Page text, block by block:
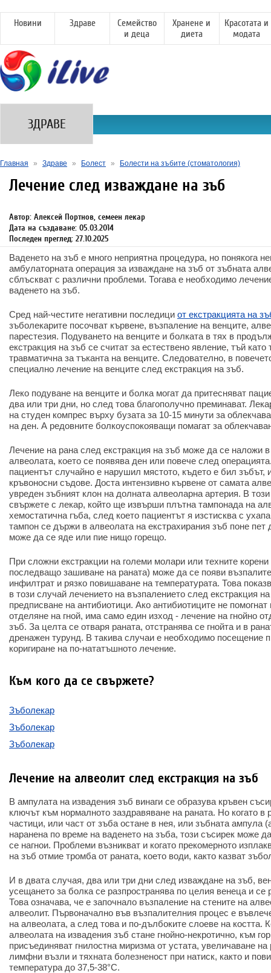
Новини Здраве
Семейство
и деца
Хранене и
диета
Красотата и
модата
ЗДРАВЕ
Главная » Здраве » Болест » Болести на зъбите (стоматология)
Лечение след изваждане на зъб
Автор: Алексей Портнов, семеен лекар
Дата на създаване: 05.03.2014
Последен преглед: 27.10.2025
Ваденето на зъб е много неприятна процедура, но понякога
амбулаторната операция за изваждане на зъб от зъбната
сблъскват с различни проблеми. Тогава е необходимо
ваденето на зъб.
Сред най-честите негативни последици от екстракцията на
зъболекарите посочват кървене, възпаление на венците,
парестезия. Подуването на венците и болката в тях в
екстракция на зъб се считат за естествено явление, тъй като
травматична за тъканта на венците. Следователно, в
специално лечение на венците след екстракция на зъб.
Леко подуване на венците и болка могат да притесняват
два или три дни, но след това благополучно преминават.
на студен компрес върху бузата за 10-15 минути за
на ден. А редовните болкоуспокояващи помагат за
Лечение на рана след екстракция на зъб може да се наложи
алвеолата, което се появява ден или повече след
пациентът случайно е нарушил мястото, където е бил зъбът,
кръвоносни съдове. Доста интензивно кървене от самата
увреден зъбният клон на долната алвеоларна артерия. В
свържете с лекар, който ще извърши плътна тампонада на
хемостатична гъба, след което пациентът я изстисква с
тампон се държи в алвеолата на екстрахирания зъб поне пет
може да се яде или пие нищо горещо.
При сложни екстракции на големи молари или техните
последващо зашиване на раната) може да се появи
инфилтрат и рязко повишаване на температурата. Това
в този случай лечението на възпалението след екстракция
предписване на антибиотици. Ако антибиотиците не
отделяне на гной, има само един изход - лечение на гнойно
зъб. За целта се отваря раната, отстранява се гнойта и в
дренажен турунд. В такива случаи е необходимо посещение
коригиране на по-нататъшното лечение.
Към кого да се свържете?
Зъболекар
Зъболекар
Зъболекар
Лечение на алвеолит след екстракция на зъб
В ампулата на извадения зъб винаги се образува кръвен
ключът към нормалното заздравяване на раната. Но когато в
частици, или част от зъба остане в нея, или зъбната ампула
наранена по време на ваденето на зъба, този съсирек може
се нагнои. Проблеми възникват и когато прекомерното
на зъб отмие тромба от раната, което води, както казват
И в двата случая, два или три дни след изваждане на зъб,
усещането за болка се разпространява по целия венеца и се
Това означава, че е започнало възпаление на стените на
алвеолит. Първоначално във възпалителния процес е
на алвеолата, а след това и по-дълбоките слоеве на костта.
алвеолата на извадения зъб стане гнойно-некротично, към
присъединяват гнилостна миризма от устата, увеличаване
лимфни възли и тяхната болезненост при натиск, както и
температура до 37,5-38°C.